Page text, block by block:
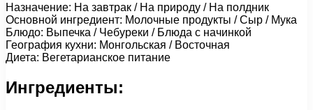
Назначение: На завтрак / На природу / На полдник
Основной ингредиент: Молочные продукты / Сыр / Мука
Блюдо: Выпечка / Чебуреки / Блюда с начинкой
География кухни: Монгольская / Восточная
Диета: Вегетарианское питание
Ингредиенты: